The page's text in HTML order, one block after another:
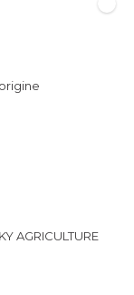
AGRICULTURE